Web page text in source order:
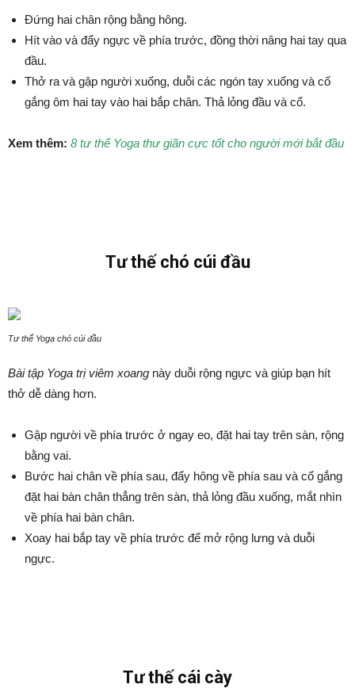
Đứng hai chân rộng bằng hông.
Hít vào và đẩy ngực về phía trước, đồng thời nâng hai tay qua
đầu.
Thở ra và gập người xuống, duỗi các ngón tay xuống và cố
gắng ôm hai tay vào hai bắp chân. Thả lỏng đầu và cổ.
Xem thêm: 8 tư thế Yoga thư giãn cực tốt cho người mới bắt đầu
Tư thế chó cúi đầu
Tư thế Yoga chó cúi đầu
Bài tập Yoga trị viêm xoang này duỗi rộng ngực và giúp bạn hít
thở dễ dàng hơn.
Gập người về phía trước ở ngay eo, đặt hai tay trên sàn, rộng
bằng vai.
Bước hai chân về phía sau, đẩy hông về phía sau và cố gắng
đặt hai bàn chân thẳng trên sàn, thả lỏng đầu xuống, mắt nhìn
về phía hai bàn chân.
Xoay hai bắp tay về phía trước để mở rộng lưng và duỗi
ngực.
Tư thế cái cày